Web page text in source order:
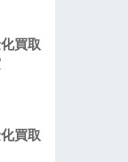
買取
買取